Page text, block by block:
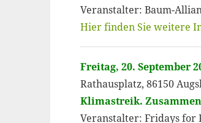
Veranstalter: Baum-
Hier finden Sie weitere
Freitag, 20. September
Rathausplatz, 86150
Klimastreik.
Veranstalter: Fridays for